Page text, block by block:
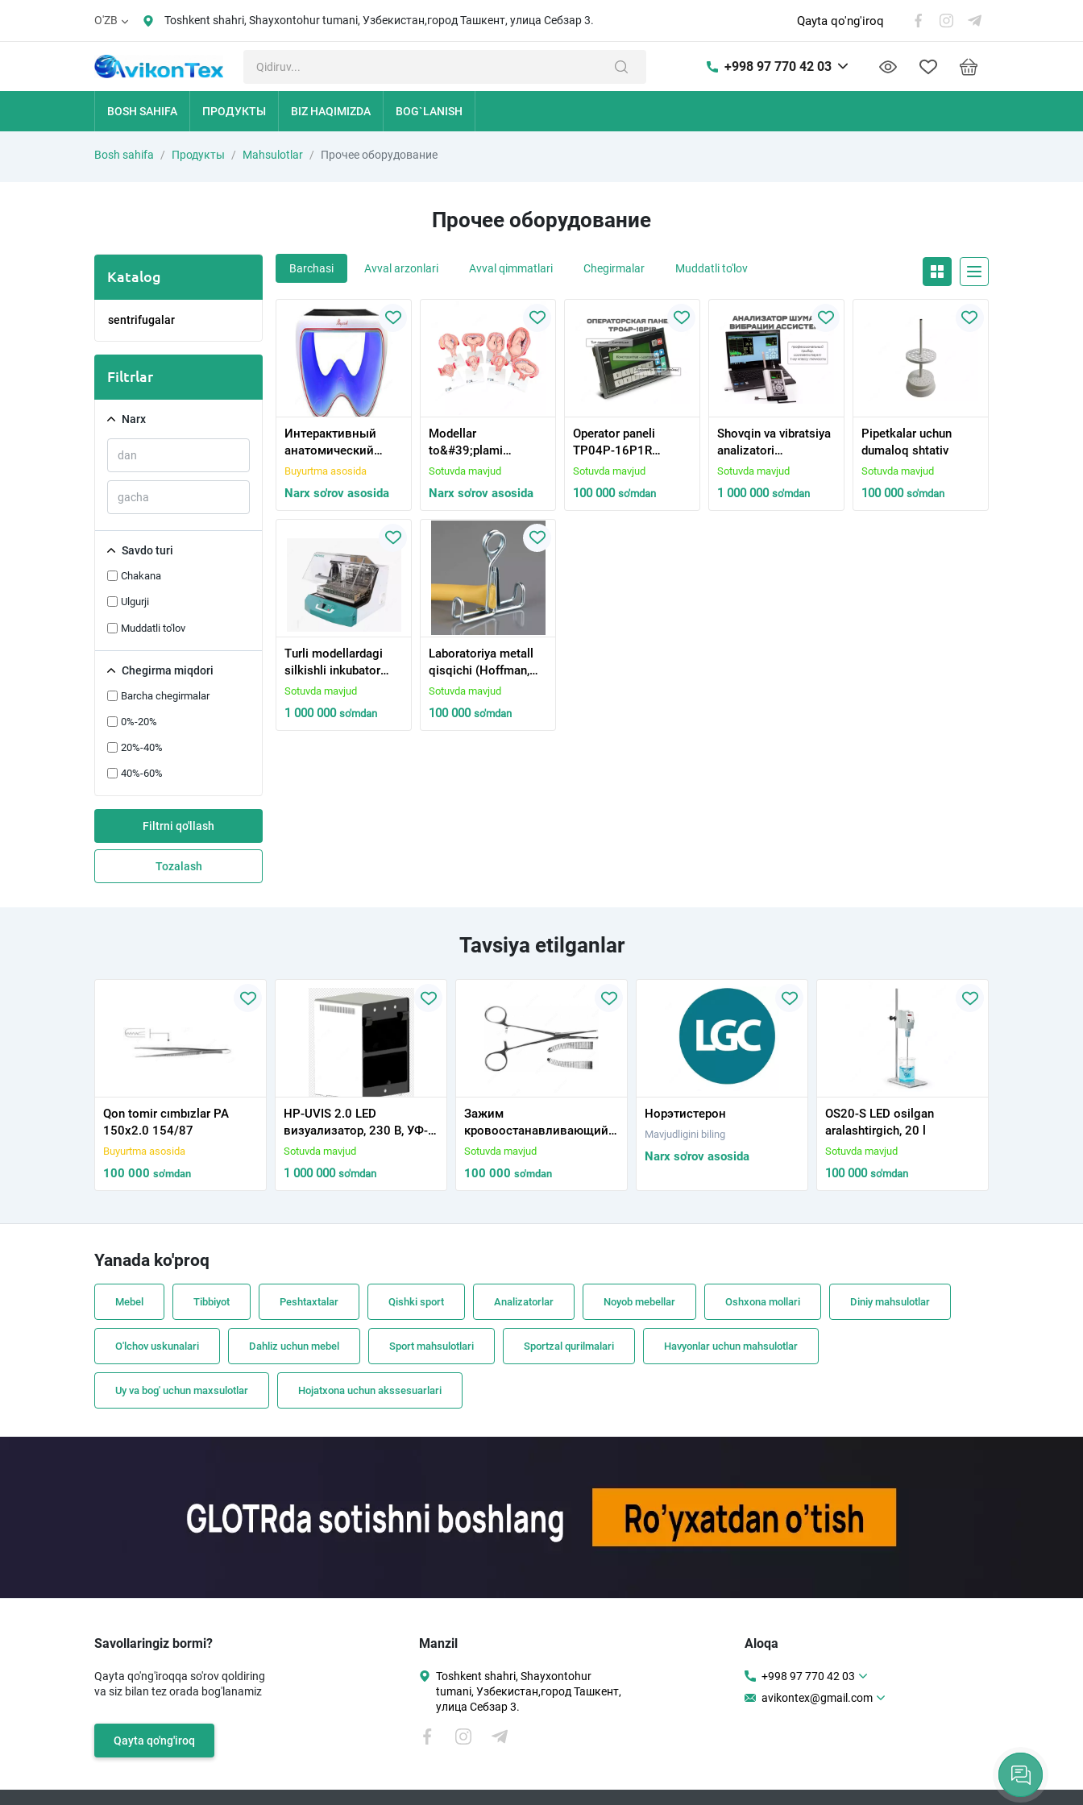
O'ZB Toshkent shahri, Shayxontohur tumani, Узбекистан,город Ташкент, улица Себзар 3. Qayta qo'ng'iroq
+998 97 770 42 03
BOSH SAHIFA ПРОДУКТЫ BIZ HAQIMIZDA BOG`LANISH
Bosh sahifa Продукты Mahsulotlar Прочее оборудование
Прочее оборудование
Katalog
sentrifugalar
Filtrlar
Narx
Savdo turi
Chakana
Ulgurji
Muddatli to'lov
Chegirma miqdori
Barcha chegirmalar
0%-20%
20%-40%
40%-60%
Filtrni qo'llash
Tozalash
Barchasi Avval arzonlari Avval qimmatlari Chegirmalar Muddatli to'lov
Интерактивный
анатомический
стол «Пирогов»
длина 150 см.
Buyurtma asosida
Narx so'rov asosida
Modellar
to&#39;plami
homiladorlik
Sotuvda mavjud
Narx so'rov asosida
Operator paneli
TP04P-16P1R
(8DI/8DO Relay 1.5A)
Sotuvda mavjud
100 000so'mdan
Shovqin va vibratsiya
analizatori
“Assistent”
(Assistent SIU
modifikatsiyasi)
Sotuvda mavjud
1 000 000so'mdan
Pipetkalar uchun
dumaloq shtativ
Sotuvda mavjud
100 000 so'mdan
Turli modellardagi
silkishli inkubator
(termoshayker)
Sotuvda mavjud
1 000 000so'mdan
Laboratoriya metall
qisqichi (Hoffman,
panjali, uch panjali)
Sotuvda mavjud
100 000so'mdan
Tavsiya etilganlar
Qon tomir cımbızlar PA
150x2.0 154/87
Buyurtma asosida
100 000 so'mdan
HP-UVIS 2.0 LED
визуализатор, 230 В, УФ-
шкаф, ТСХ/ВЭТСХ
Sotuvda mavjud
1 000 000 so'mdan
Зажим
кpовоостанавливающий
1х2 зубый зубчатый
Sotuvda mavjud
100 000 so'mdan
Норэтистерон
Mavjudligini biling
Narx so'rov asosida
OS20-S LED osilgan
aralashtirgich, 20 l
Sotuvda mavjud
100 000 so'mdan
Yanada ko'proq
Mebel Tibbiyot Peshtaxtalar Qishki sport Analizatorlar Noyob mebellar Oshxona mollari Diniy mahsulotlar
O'lchov uskunalari Dahliz uchun mebel Sport mahsulotlari Sportzal qurilmalari Havyonlar uchun mahsulotlar
Uy va bog' uchun maxsulotlar Hojatxona uchun akssesuarlari
Savollaringiz bormi?
Qayta qo'ng'iroqqa so'rov qoldiring
va siz bilan tez orada bog'lanamiz
Qayta qo'ng'iroq
Manzil
Toshkent shahri, Shayxontohur
tumani, Узбекистан,город Ташкент,
улица Себзар 3.
Aloqa
+998 97 770 42 03
avikontex@gmail.com